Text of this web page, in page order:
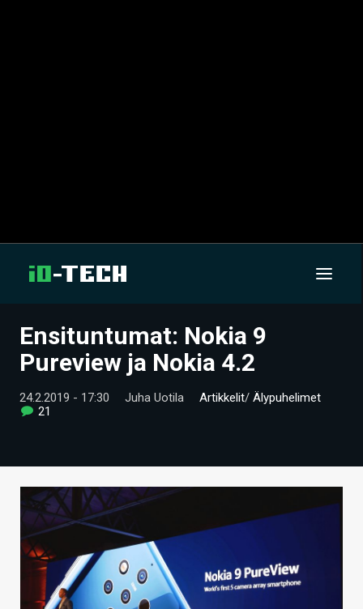
UUTISET
VIDEOT
TIETOA
HINTA.FI
KAUPPA
VAIHDA TEEMA
Ensituntumat: Nokia 9
Pureview ja Nokia 4.2
24.2.2019 - 17:30 Juha Uotila Artikkelit/ Älypuhelimet
21